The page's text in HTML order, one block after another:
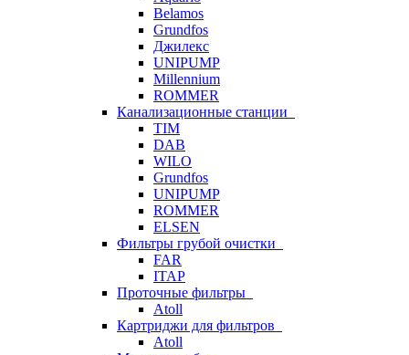
Belamos
Grundfos
Джилекс
UNIPUMP
Millennium
ROMMER
Канализационные станции
TIM
DAB
WILO
Grundfos
UNIPUMP
ROMMER
ELSEN
Фильтры грубой очистки
FAR
ITAP
Проточные фильтры
Atoll
Картриджи для фильтров
Atoll